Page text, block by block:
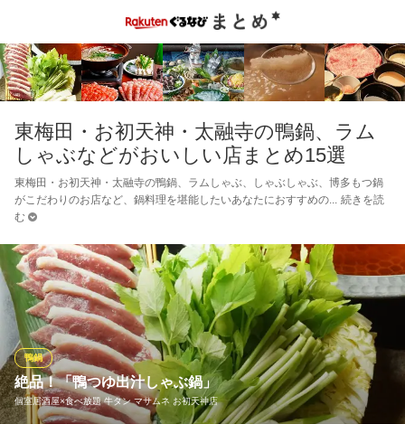
東梅田・お初天神・太融寺の鴨鍋、ラム
しゃぶなどがおいしい店まとめ15選
東梅田・お初天神・太融寺の鴨鍋、ラムしゃぶ、しゃぶしゃぶ、博多もつ鍋
がこだわりのお店など、鍋料理を堪能したいあなたにおすすめの
続きを読
む
絶品！「鴨つゆ出汁しゃぶ鍋」
個室居酒屋×食べ放題 牛タン マサムネ お初天神店
鴨鍋